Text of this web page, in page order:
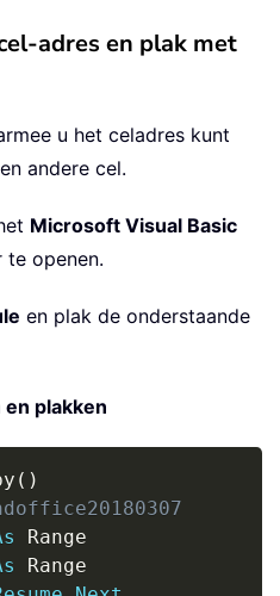
adres en plak met
u het celadres kunt
andere cel.
Microsoft Visual Basic
te openen.
en plak de onderstaande
plakken
( )
Range
Range